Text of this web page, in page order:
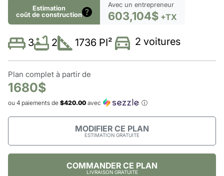
Estimation
coût de construction
Avec un entrepreneur
603,104$ +TX
3 2 1736 PI² 2 voitures
Plan complet à partir de
1680$
ou 4 paiements de $420.00 avec ⓘ
MODIFIER CE PLAN
ESTIMATION GRATUITE
COMMANDER CE PLAN
LIVRAISON GRATUITE